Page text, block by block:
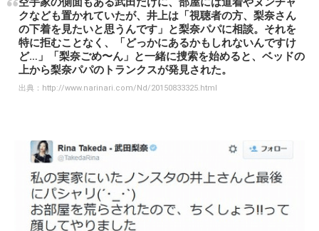
クなども置かれていたが、井上は「視聴者の方、梨奈さん
の下着を見たいと思うんです」と梨奈パパに相談。それを
特に拒むことなく、「どっかにあるかもしれないんですけ
ど…」「梨奈ごめ〜ん」と一緒に捜索を始めると、ベッドの
上から梨奈パパのトランクスが発見された。
出典： http://www.narinari.com/Nd/20150833325.html